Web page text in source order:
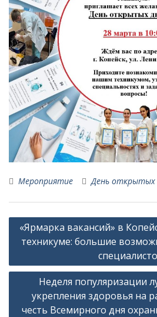
Мероприятие День открытых
Навигация
«Ярмарка вакансий» в
техникуме: большие
Неделя популяризации
укрепления здоровья на
честь Всемирного дня